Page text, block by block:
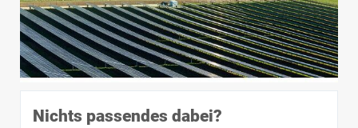
Nichts passendes dabei?